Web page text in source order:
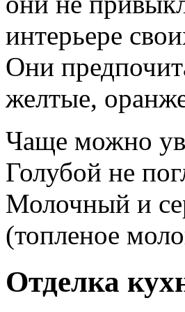
интерьере
Они
желтые,
Чаще можно
Голубой не
Молочный и
(топленое
Отделка